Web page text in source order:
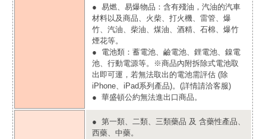
● 易燃、易爆物品：含有殘油，汽油的汽車
材料以及商品、火柴、打火機、雷管、爆
竹、汽油、柴油、煤油、酒精、石棉、爆竹
煙花等。
● 電池類：蓄電池、鹼電池、鋰電池、鎳電
池、行動電源等。※商品內附拆除式電池取
出即可運，若無法取出的電池需評估 (除
iPhone、iPad系列產品)。(詳情請洽客服)
● 華盛頓公約無法進出口商品。
● 第一類、二類、三類藥品 及 含藥性產品、
西藥、中藥。